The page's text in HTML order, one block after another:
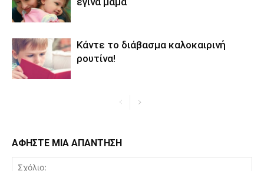
Κάντε το διάβασμα καλοκαιρινή
ρουτίνα!
ΑΦΗΣΤΕ ΜΙΑ ΑΠΑΝΤΗΣΗ